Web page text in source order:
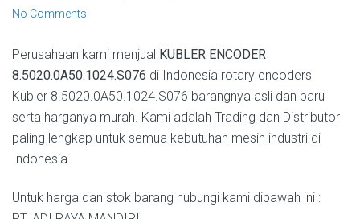
No Comments
Perusahaan kami menjual KUBLER ENCODER
8.5020.0A50.1024.S076 di Indonesia rotary encoders
Kubler 8.5020.0A50.1024.S076 barangnya asli dan baru
serta harganya murah. Kami adalah Trading dan Distributor
paling lengkap untuk semua kebutuhan mesin industri di
Indonesia.
Untuk harga dan stok barang hubungi kami dibawah ini :